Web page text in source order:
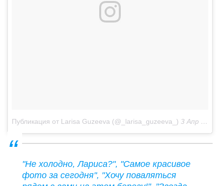
Публикация от Larisa Guzeeva (@_larisa_guzeeva_) 3 Апр 2019 в 4:11 PDT
"Не холодно, Лариса?", "Самое красивое
фото за сегодня", "Хочу поваляться